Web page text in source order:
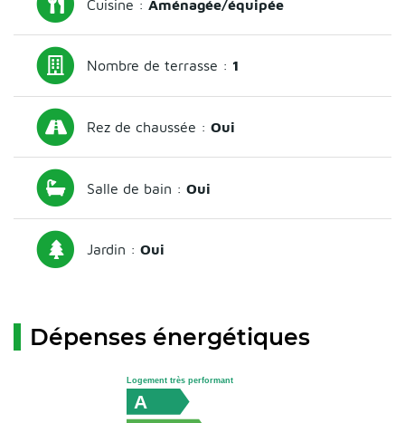
Cuisine :Aménagée/équipée
Nombre de terrasse : 1
Rez de chaussée :Oui
Salle de bain :Oui
Jardin :Oui
Dépenses énergétiques
A
Logement très performant